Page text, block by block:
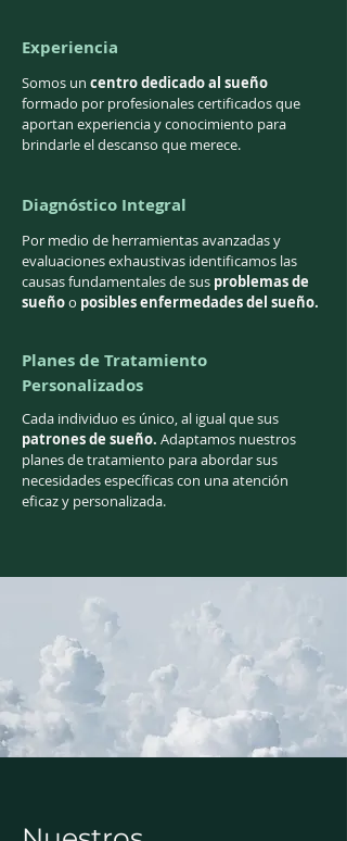
Experiencia
Somos un centro dedicado al sueño
formado por profesionales certificados que
aportan experiencia y conocimiento para
brindarle el descanso que merece.
Diagnóstico Integral
Por medio de herramientas avanzadas y
evaluaciones exhaustivas identificamos las
causas fundamentales de sus problemas de
sueñoo posibles enfermedades del sueño.
Planes de Tratamiento
Personalizados
Cada individuo es único, al igual que sus
patrones de sueño. Adaptamos nuestros
planes de tratamiento para abordar sus
necesidades específicas con una atención
eficaz y personalizada.